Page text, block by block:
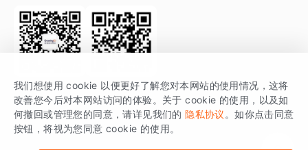
开发者文档
SDK 文档
场景指南
行业活动
关注公众号 获取更多干货
GrowingIO 是专注于数据智能分析与增长的品牌，核心平台为 GrowingIO
分析云。
我们想使用 cookie 以便更好了解您对本网站的使用情况，这将
改善您今后对本网站访问的体验。关于 cookie 的使用，以及如
何撤回或管理您的同意，请详见我们的 隐私协议 。如你点击同意
按钮，将视为您同意 cookie 的使用。